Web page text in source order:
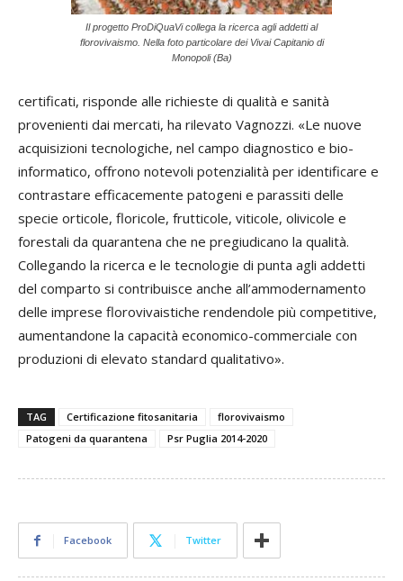
Il progetto ProDiQuaVi collega la ricerca agli addetti al
florovivaismo. Nella foto particolare dei Vivai Capitanio di
Monopoli (Ba)
certificati, risponde alle richieste di qualità e sanità
provenienti dai mercati, ha rilevato Vagnozzi. «Le nuove
acquisizioni tecnologiche, nel campo diagnostico e bio-
informatico, offrono notevoli potenzialità per identificare e
contrastare efficacemente patogeni e parassiti delle
specie orticole, floricole, frutticole, viticole, olivicole e
forestali da quarantena che ne pregiudicano la qualità.
Collegando la ricerca e le tecnologie di punta agli addetti
del comparto si contribuisce anche all’ammodernamento
delle imprese florovivaistiche rendendole più competitive,
aumentandone la capacità economico-commerciale con
produzioni di elevato standard qualitativo».
TAG Certificazione fitosanitaria
florovivaismo
Patogeni da quarantena
Psr Puglia 2014-2020
Facebook Twitter